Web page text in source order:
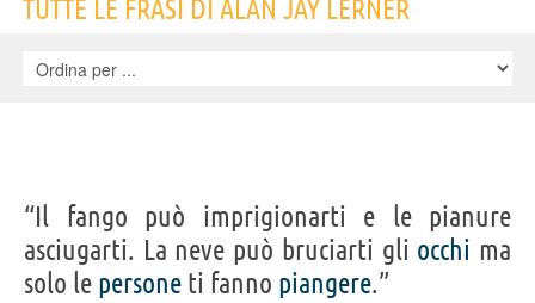
IDENTIKIT E DATI ANAGRAFICI
Nome
Alan Jay
Cognome Lerner
Nato 31 agosto 1918 a New York
Morto 14 giugno 1986
TUTTE LE FRASI DI ALAN JAY LERNER
“Il fango può imprigionarti e le pianure
asciugarti. La neve può bruciarti gli occhi ma
solo le persone ti fanno piangere.”